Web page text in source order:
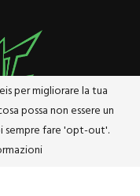
per migliorare la tua
possa non essere un
sempre fare 'opt-out'.